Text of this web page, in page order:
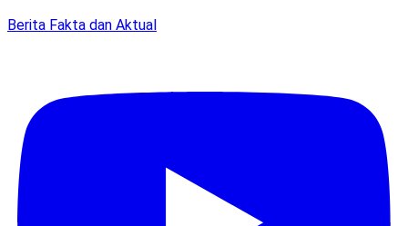
Berita Fakta dan Aktual